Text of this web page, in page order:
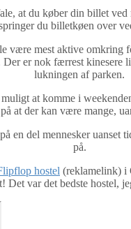
at du køber din billet ved
du billetkøen over
være mest aktive omkring
er nok færrest kinesere
lukningen af parken.
at komme i
at der kan være mange,
en del mennesker uanset
på.
hostel (reklamelink) i
Det var det bedste hostel,